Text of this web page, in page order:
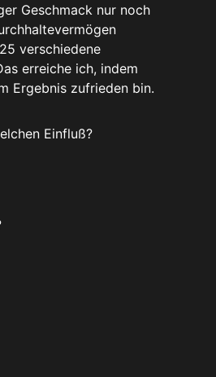
Geschmack nur noch
verschiedene
erreiche ich, indem
Ergebnis zufrieden bin.
Einfluß?